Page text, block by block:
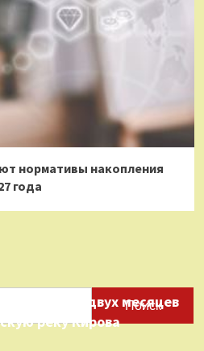
нормативы накопления
года
Поиск
двух месяцев
реку Кирова